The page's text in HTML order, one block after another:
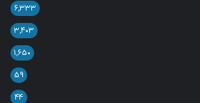
۶,۳۳۳
۳,۴۰۳
۱,۶۵۰
۵۹
۴۴